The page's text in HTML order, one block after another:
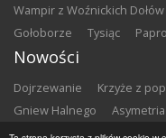
Wampir z Woźnickich Dołów
Gołoborze
Tysiąc
Nowości
Dojrzewanie Krzyże z
Gniew Halnego
Asymetria
Dowody zbrodni
Zemsta